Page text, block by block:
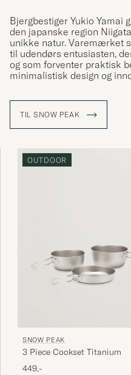
Bjergbestiger Yukio Yamai
den japanske region
unikke natur. Varemærket
til udendørs entusiasten,
og som forventer praktisk
minimalistisk design og
Produkterne er designet til
opfylder dine unikke
støbejern og titanium
generationer i Niigata, Japan.
TIL SNOW PEAK
OUTDOOR
SNOW PEAK
3 Piece Cookset Titanium
449,-